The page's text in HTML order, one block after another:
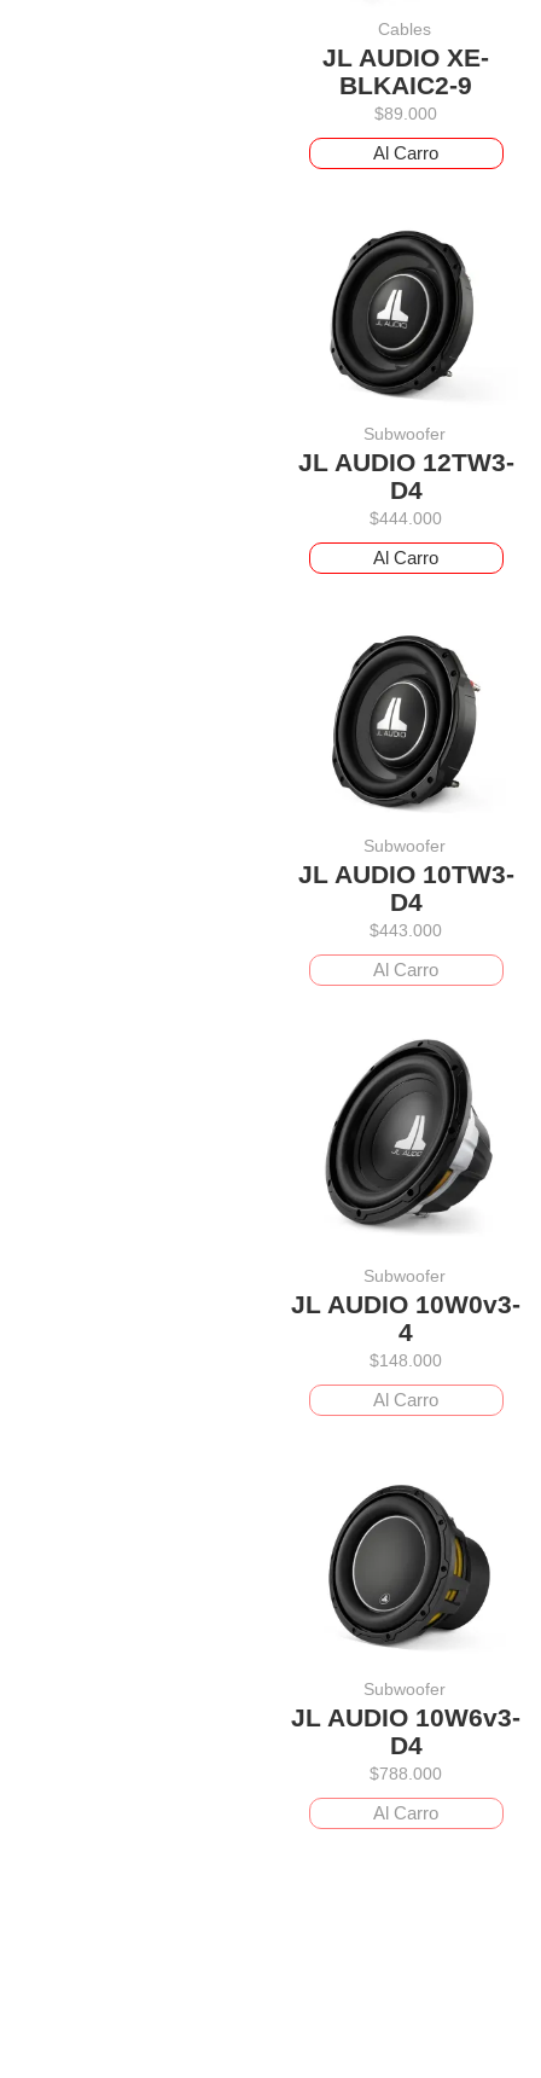
Cables
JL AUDIO XE-
BLKAIC2-9
$89.000
Al Carro
Subwoofer
JL AUDIO 12TW3-
D4
$444.000
Al Carro
Subwoofer
JL AUDIO 10TW3-
D4
$443.000
Al Carro
Subwoofer
JL AUDIO 10W0v3-
4
$148.000
Al Carro
Subwoofer
JL AUDIO 10W6v3-
D4
$788.000
Al Carro